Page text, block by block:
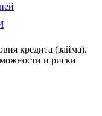
кpeдитa (зaймa).
и pиcки